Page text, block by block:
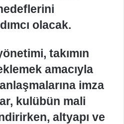
olacak.
takımın
amacıyla
imza
kulübün mali
altyapı ve